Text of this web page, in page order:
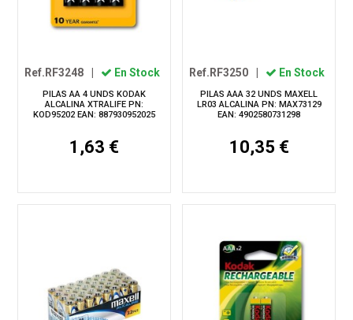
Ref.RF3248 | En Stock
PILAS AA 4 UNDS KODAK
ALCALINA XTRALIFE PN:
KOD95202 EAN: 887930952025
1,63 €
Ref.RF3250 | En Stock
PILAS AAA 32 UNDS MAXELL
LR03 ALCALINA PN: MAX73129
EAN: 4902580731298
10,35 €